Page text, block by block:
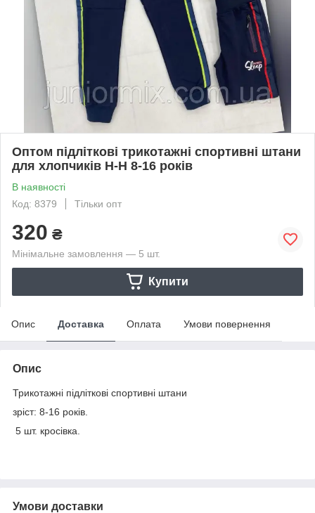
Оптом підліткові трикотажні спортивні штани
для хлопчиків Н-Н 8-16 років
В наявності
Код: 8379
Тільки опт
320 ₴
Мінімальне замовлення — 5 шт.
Купити
Опис Доставка Оплата Умови повернення
Опис
Трикотажні підліткові спортивні штани
зріст: 8-16 років.
5 шт. кросівка.
Умови доставки